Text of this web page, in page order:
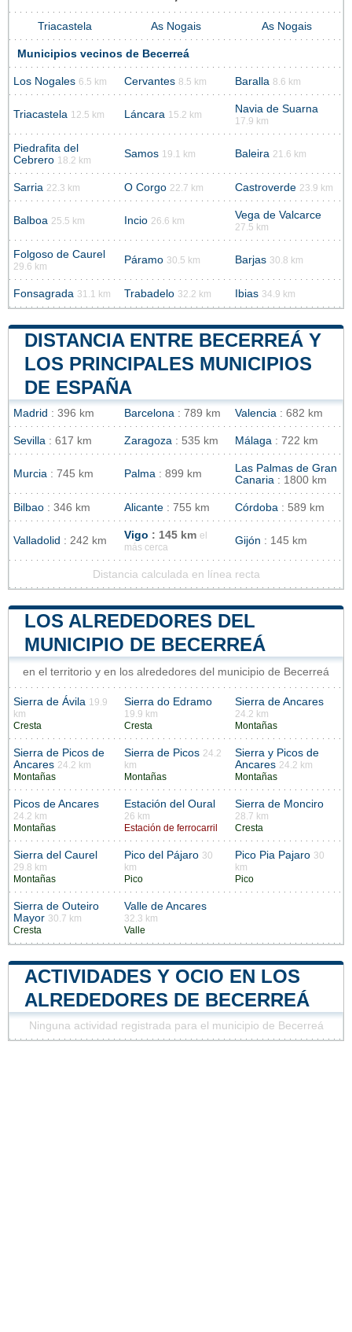
Triacastela As Nogais As Nogais
Municipios vecinos de Becerreá
Los Nogales 6.5 km Cervantes 8.5 km Baralla 8.6 km
Triacastela 12.5 km Láncara 15.2 km Navia de Suarna
17.9 km
Piedrafita del
Cebrero 18.2 km
Samos 19.1 km Baleira 21.6 km
Sarria 22.3 km O Corgo 22.7 km Castroverde 23.9 km
Balboa 25.5 km Incio 26.6 km Vega de Valcarce
27.5 km
Folgoso de Caurel
29.6 km
Páramo 30.5 km Barjas 30.8 km
Fonsagrada 31.1 km Trabadelo 32.2 km Ibias 34.9 km
DISTANCIA ENTRE BECERREÁ Y
LOS PRINCIPALES MUNICIPIOS
DE ESPAÑA
Madrid : 396 km Barcelona : 789 km Valencia : 682 km
Sevilla : 617 km Zaragoza : 535 km Málaga : 722 km
Murcia : 745 km Palma : 899 km
Las Palmas de Gran
Canaria : 1800 km
Bilbao : 346 km Alicante : 755 km Córdoba : 589 km
Valladolid : 242 km Vigo : 145 km el
más cerca
Gijón : 145 km
Distancia calculada en línea recta
LOS ALREDEDORES DEL
MUNICIPIO DE BECERREÁ
en el territorio y en los alrededores del municipio de Becerreá
Sierra de Ávila 19.9
km
Cresta
Sierra do Edramo
19.9 km
Cresta
Sierra de Ancares
24.2 km
Montañas
Sierra de Picos de
Ancares 24.2 km
Montañas
Sierra de Picos 24.2
km
Montañas
Sierra y Picos de
Ancares 24.2 km
Montañas
Picos de Ancares
24.2 km
Montañas
Estación del Oural
26 km
Estación de ferrocarril
Sierra de Monciro
28.7 km
Cresta
Sierra del Caurel
29.8 km
Montañas
Pico del Pájaro 30
km
Pico
Pico Pia Pajaro 30
km
Pico
Sierra de Outeiro
Mayor 30.7 km
Cresta
Valle de Ancares
32.3 km
Valle
ACTIVIDADES Y OCIO EN LOS
ALREDEDORES DE BECERREÁ
Ninguna actividad registrada para el municipio de Becerreá